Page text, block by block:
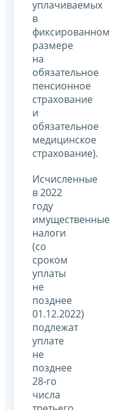
уплачиваемых
в
фиксированном
размере
на
обязательное
пенсионное
страхование
и
обязательное
медицинское
страхование).
Исчисленные
в 2022
году
имущественные
налоги
(со
сроком
уплаты
не
позднее
01.12.2022)
подлежат
уплате
не
позднее
28-го
числа